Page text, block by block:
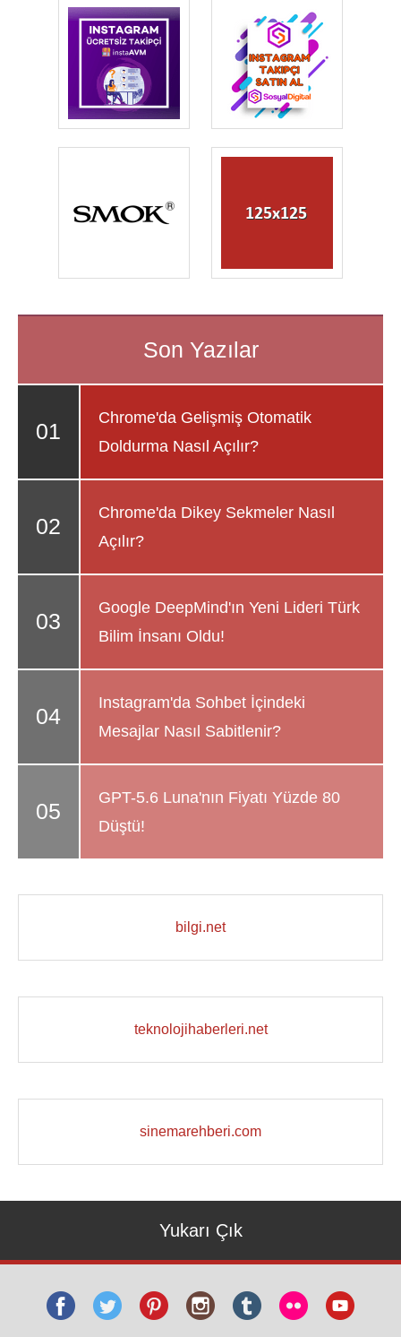
Chrome'da Gelişmiş Otomatik
Doldurma Nasıl Açılır?
Chrome'da Dikey Sekmeler Nasıl
Açılır?
Google DeepMind'ın Yeni Lideri Türk
Bilim İnsanı Oldu!
Instagram'da Sohbet İçindeki
Mesajlar Nasıl Sabitlenir?
GPT-5.6 Luna'nın Fiyatı Yüzde 80
Düştü!
bilgi.net
teknolojihaberleri.net
sinemarehberi.com
Yukarı Çık